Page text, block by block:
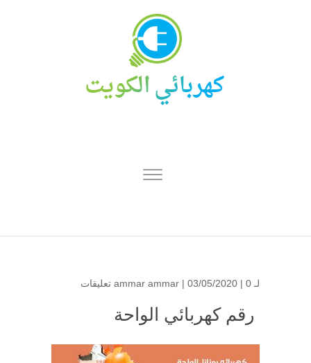
لـ ammar ammar | 03/05/2020 | 0 تعليقات
رقم كهربائي الواحة